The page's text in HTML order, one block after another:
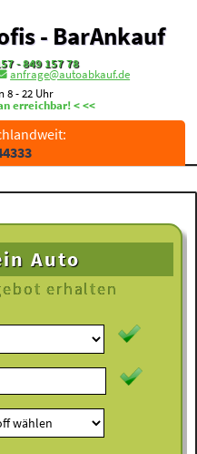
- BarAnkauf
- 849 157 78
anfrage@autoabkauf.de
8 - 22 Uhr
erreichbar! < <<
Auto
erhalten